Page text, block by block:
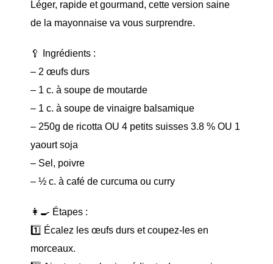
Léger, rapide et gourmand, cette version saine
de la mayonnaise va vous surprendre.
🥄 Ingrédients :
– 2 œufs durs
– 1 c. à soupe de moutarde
– 1 c. à soupe de vinaigre balsamique
– 250g de ricotta OU 4 petits suisses 3.8 % OU 1
yaourt soja
– Sel, poivre
– ½ c. à café de curcuma ou curry
👩‍🍳 Étapes :
1️⃣ Écalez les œufs durs et coupez-les en
morceaux.